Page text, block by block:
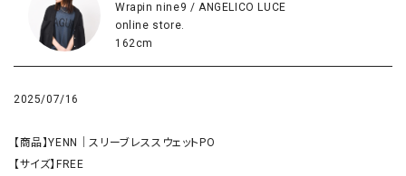
Wrapin nine9 / ANGELICO LUCE
online store.
162cm
2025/07/16
【商品】YENN｜スリーブレススウェットPO
【サイズ】FREE